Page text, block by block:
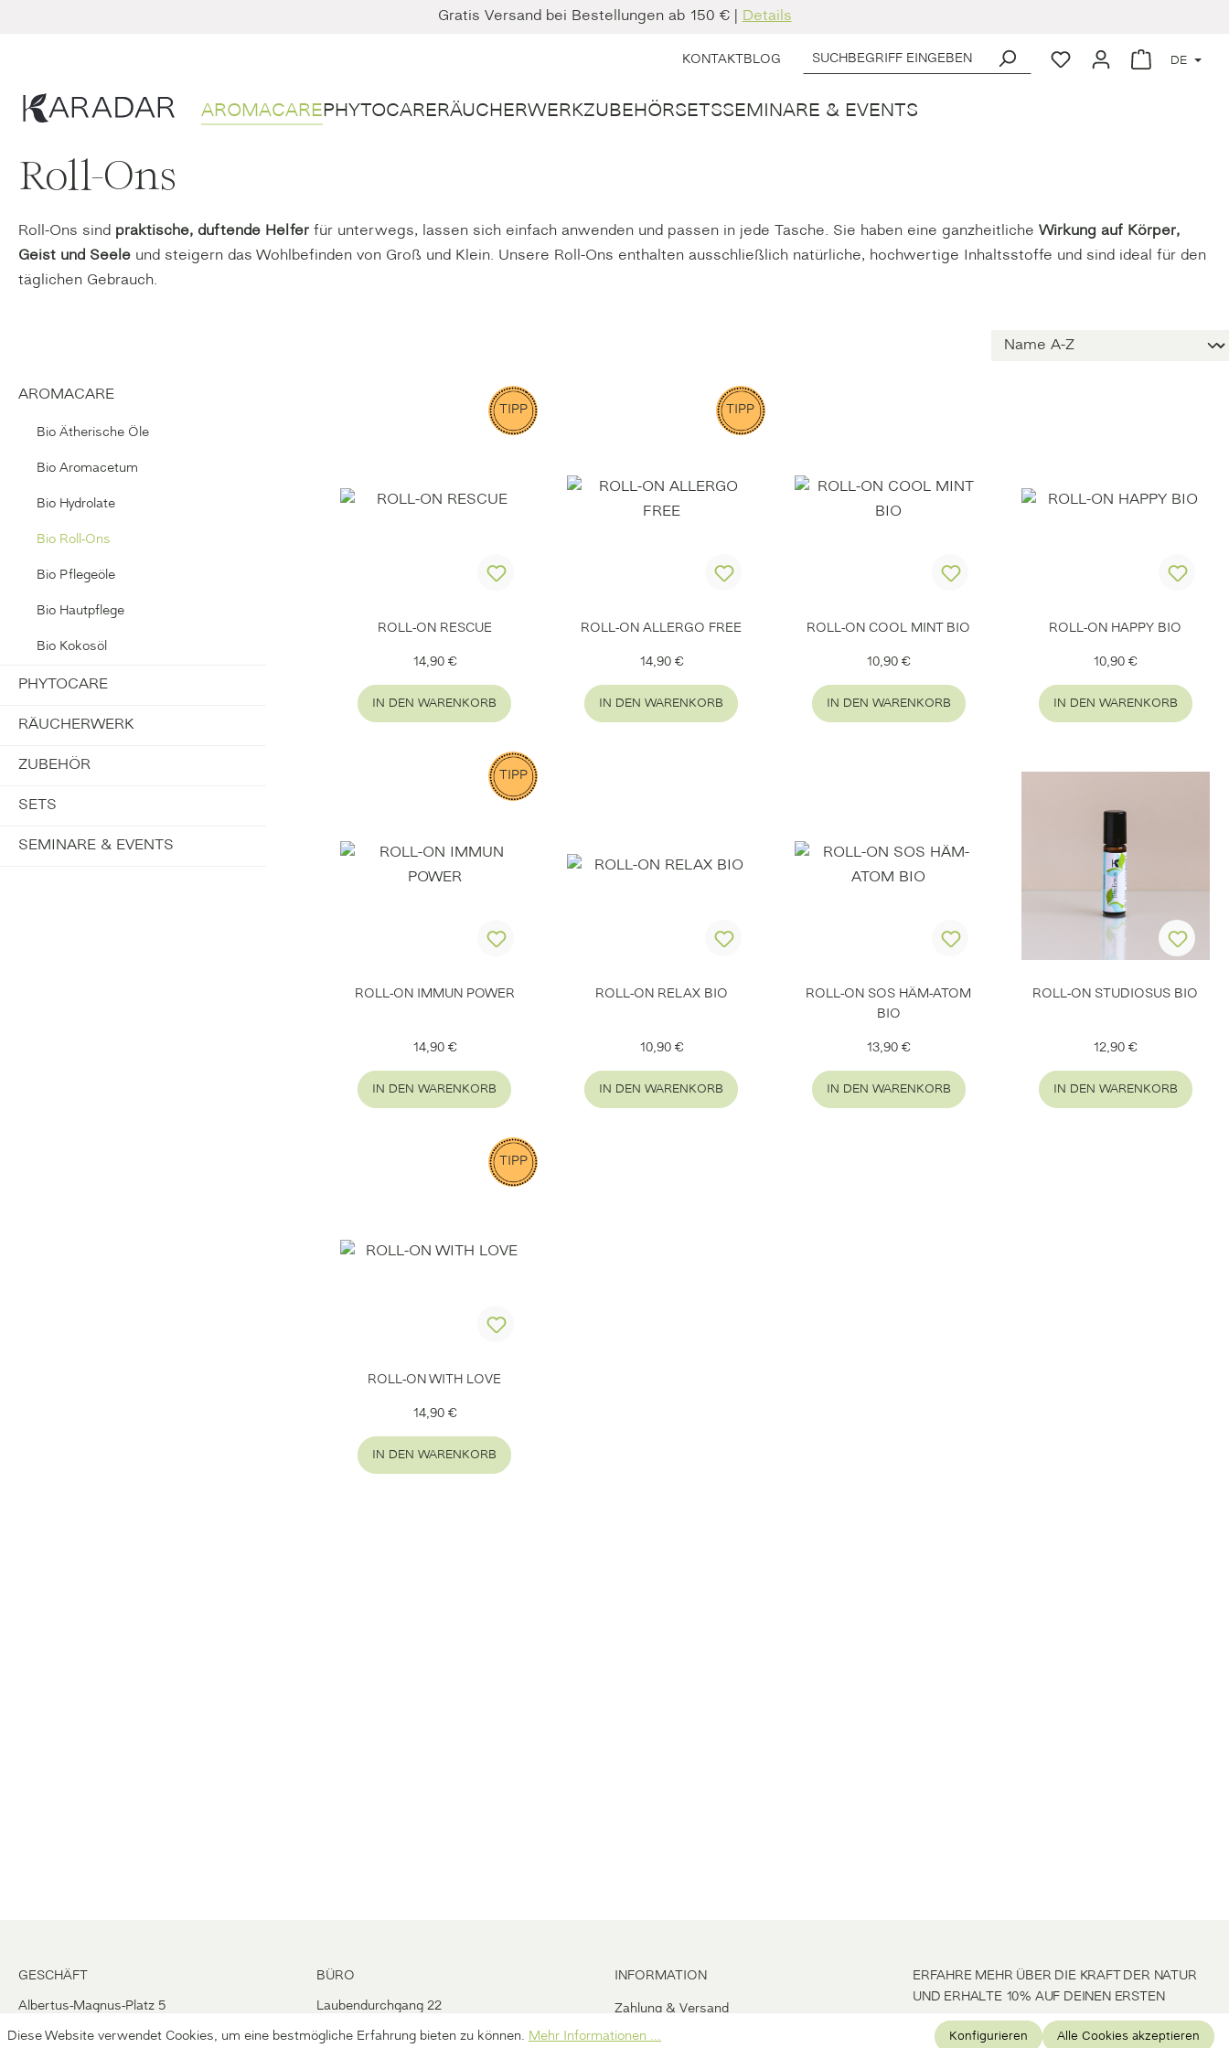
Gratis Versand bei Bestellungen ab 150 € | Details
BLOG
KONTAKT
Du hast 0 Produkte auf
DEUTSCH
AROMACAREPHYTOCARERÄUCHERWERKZUBEHÖRSETSSEMINARE & EVENTS
Roll-Ons
Roll-Ons sind praktische, duftende Helfer für unterwegs, lassen sich einfach anwenden und passen in jede Tasche. Sie haben eine ganzheitliche Wirkung auf Körper,
Geist und Seele und steigern das Wohlbefinden von Groß und Klein. Unsere Roll-Ons enthalten ausschließlich natürliche, hochwertige Inhaltsstoffe und sind ideal für den
täglichen Gebrauch.
AROMACARE
Bio Ätherische Öle
Bio Aromacetum
Bio Hydrolate
Bio Roll-Ons
Bio Pflegeöle
Bio Hautpflege
Bio Kokosöl
PHYTOCARE
RÄUCHERWERK
ZUBEHÖR
SETS
SEMINARE & EVENTS
TIPP
ROLL-ON RESCUE
Regulärer Preis:
14,90 €
IN DEN WARENKORB
TIPP
ROLL-ON ALLERGO FREE
Regulärer Preis:
14,90 €
IN DEN WARENKORB
ROLL-ON COOL MINT BIO
Regulärer Preis:
10,90 €
IN DEN WARENKORB
ROLL-ON HAPPY BIO
Regulärer Preis:
10,90 €
IN DEN WARENKORB
TIPP
ROLL-ON IMMUN POWER
Regulärer Preis:
14,90 €
IN DEN WARENKORB
ROLL-ON RELAX BIO
Regulärer Preis:
10,90 €
IN DEN WARENKORB
ROLL-ON SOS HÄM-ATOM
BIO
Regulärer Preis:
13,90 €
IN DEN WARENKORB
ROLL-ON STUDIOSUS BIO
Regulärer Preis:
12,90 €
IN DEN WARENKORB
TIPP
ROLL-ON WITH LOVE
Regulärer Preis:
14,90 €
IN DEN WARENKORB
GESCHÄFT
Albertus-Magnus-Platz 5
39057 Eppan (Südtirol/Italien)
BÜRO
Laubendurchgang 22
39057 Eppan (Südtirol/Italien)
INFORMATION
Zahlung & Versand
Recycling
ERFAHRE MEHR ÜBER DIE KRAFT DER NATUR
UND ERHALTE 10% AUF DEINEN ERSTEN
EINKAUF
Diese Website verwendet Cookies, um eine bestmögliche Erfahrung bieten zu können. Mehr Informationen ... Konfigurieren Alle Cookies akzeptieren